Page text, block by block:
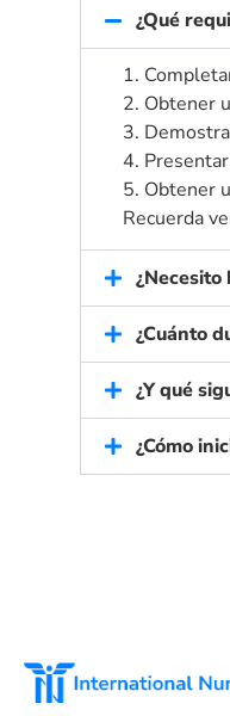
¿Qué
1.
2. Obtener
3.
4.
5. Obtener
Recuerda
¿Cuánto
¿Y qué
¿Cómo